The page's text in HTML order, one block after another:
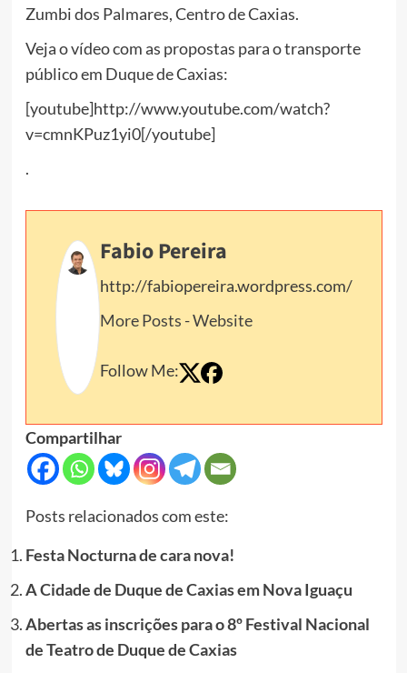
Zumbi dos Palmares, Centro de Caxias.
Veja o vídeo com as propostas para o transporte
público em Duque de Caxias:
[youtube]http://www.youtube.com/watch?
v=cmnKPuz1yi0[/youtube]
.
Fabio Pereira
http://fabiopereira.wordpress.com/
More Posts -Website
Follow Me:
Compartilhar
Posts relacionados com este:
Festa Nocturna de cara nova!
A Cidade de Duque de Caxias em Nova Iguaçu
Abertas as inscrições para o 8º Festival Nacional
de Teatro de Duque de Caxias